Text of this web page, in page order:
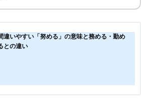
違いやすい「努める」の意味と務める・勤め
との違い